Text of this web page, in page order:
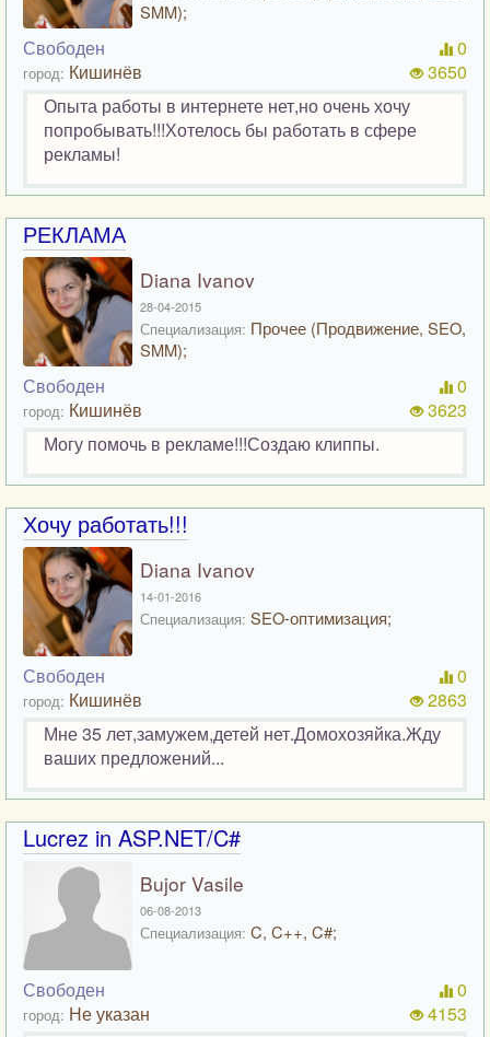
SMM);
Свободен
город: Кишинёв
0
3650
Опыта работы в интернете нет,но очень хочу
попробывать!!!Хотелось бы работать в сфере
рекламы!
РЕКЛАМА
Diana Ivanov
28-04-2015
Специализация: Прочее (Продвижение, SEO,
SMM);
Свободен
город: Кишинёв
0
3623
Могу помочь в рекламе!!!Создаю клиппы.
Хочу работать!!!
Diana Ivanov
14-01-2016
Специализация: SEO-оптимизация;
Свободен
город: Кишинёв
0
2863
Мне 35 лет,замужем,детей нет.Домохозяйка.Жду
ваших предложений...
Lucrez in ASP.NET/C#
Bujor Vasile
06-08-2013
Специализация: C, C++, C#;
Свободен
город: Не указан
0
4153